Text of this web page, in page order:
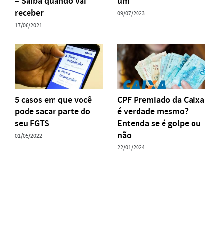
receber
17/06/2021
09/07/2023
5 casos em que você
pode sacar parte do
seu FGTS
01/05/2022
CPF Premiado da Caixa
é verdade mesmo?
Entenda se é golpe ou
não
22/01/2024